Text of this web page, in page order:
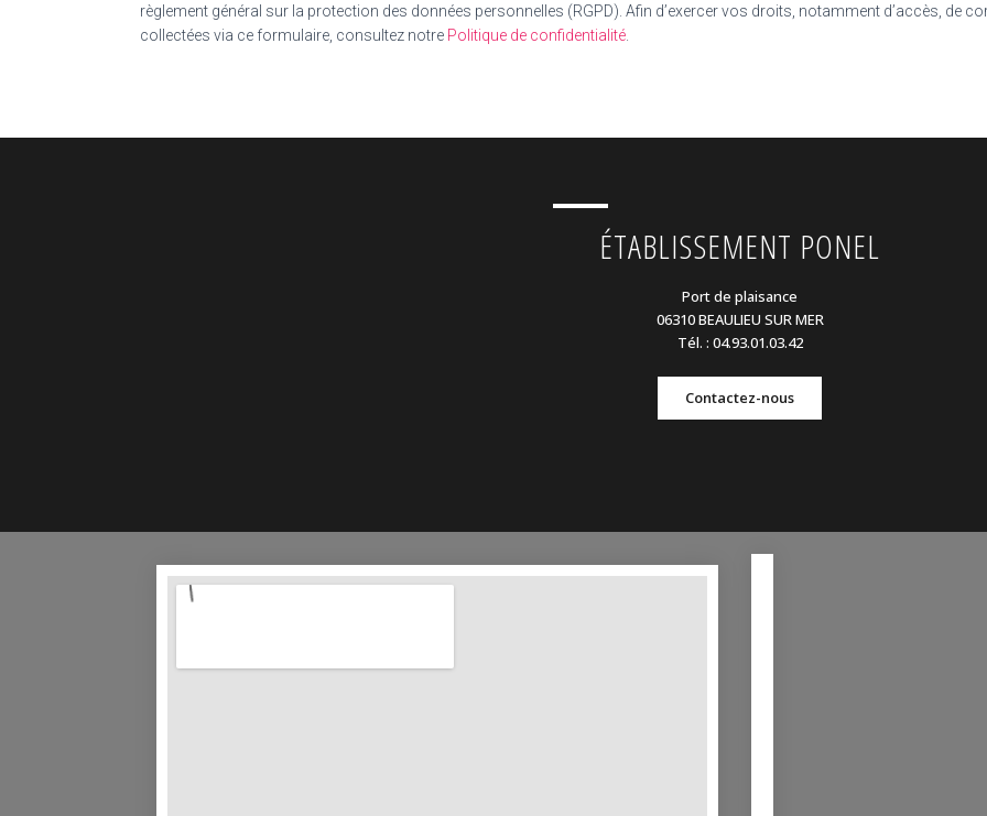
règlement général sur la protection des données personnelles (RGPD). Afin d’exercer vos droits, notamment d’accès, de
collectées via ce formulaire, consultez notre Politique de confidentialité
ÉTABLISSEMENT PONEL
Port de plaisance
06310 BEAULIEU SUR MER
Tél. : 04.93.01.03.42
Contactez-nous